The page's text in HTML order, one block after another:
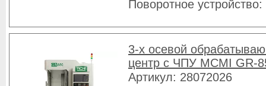
Поворотное
3-х осевой
центр с ЧПУ MCMI GR-
Артикул: 28072026